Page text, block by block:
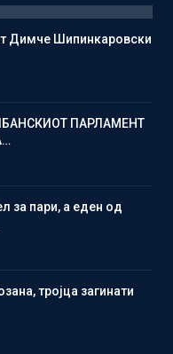
Димче Шипинкаровски
ПАРЛАМЕНТ
за пари, а еден од
тројца загинати